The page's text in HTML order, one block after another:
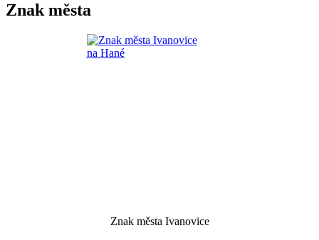
Znak města
Znak města Ivanovice